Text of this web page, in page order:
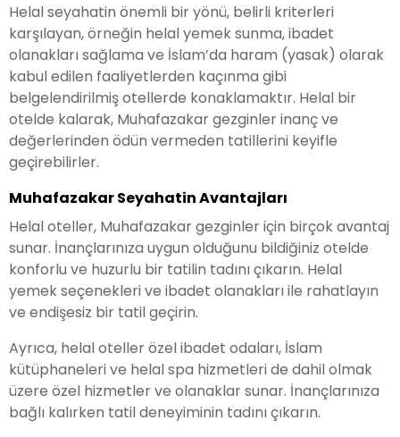
Helal seyahatin önemli bir yönü, belirli kriterleri
karşılayan, örneğin helal yemek sunma, ibadet
olanakları sağlama ve İslam’da haram (yasak) olarak
kabul edilen faaliyetlerden kaçınma gibi
belgelendirilmiş otellerde konaklamaktır. Helal bir
otelde kalarak, Muhafazakar gezginler inanç ve
değerlerinden ödün vermeden tatillerini keyifle
geçirebilirler.
Muhafazakar Seyahatin Avantajları
Helal oteller, Muhafazakar gezginler için birçok avantaj
sunar. İnançlarınıza uygun olduğunu bildiğiniz otelde
konforlu ve huzurlu bir tatilin tadını çıkarın. Helal
yemek seçenekleri ve ibadet olanakları ile rahatlayın
ve endişesiz bir tatil geçirin.
Ayrıca, helal oteller özel ibadet odaları, İslam
kütüphaneleri ve helal spa hizmetleri de dahil olmak
üzere özel hizmetler ve olanaklar sunar. İnançlarınıza
bağlı kalırken tatil deneyiminin tadını çıkarın.